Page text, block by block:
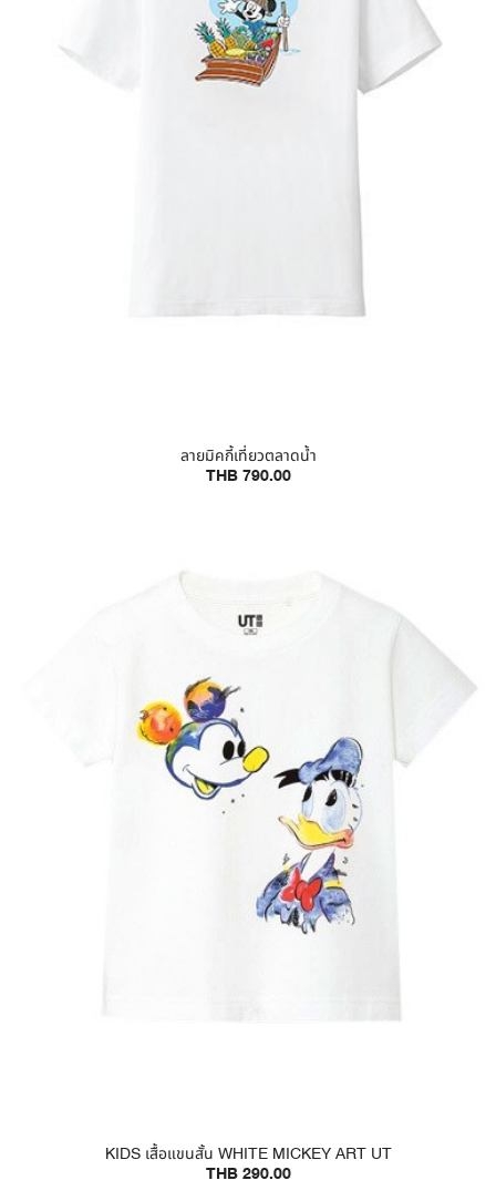
ลายมิคกี้เที่ยวตลาดน้ำ
THB 790.00
KIDS เสื้อแขนสั้น WHITE MICKEY ART UT
THB 290.00